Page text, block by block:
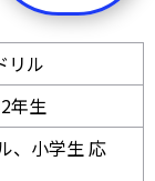
リル
年生
、小学生 応